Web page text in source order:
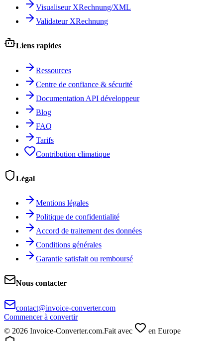
Visualiseur XRechnung/XML
Validateur XRechnung
Liens rapides
Ressources
Centre de confiance & sécurité
Documentation API développeur
Blog
FAQ
Tarifs
Contribution climatique
Légal
Mentions légales
Politique de confidentialité
Accord de traitement des données
Conditions générales
Garantie satisfait ou remboursé
Nous contacter
contact@invoice-converter.com
Commencer à convertir
© 2026 Invoice-Converter.com.Fait avec
en Europe